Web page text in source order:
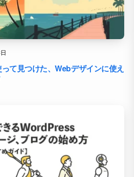
て見つけた、Webデザインに使え